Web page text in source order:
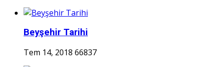
Beyşehir Tarihi
Tem 14, 2018 66837